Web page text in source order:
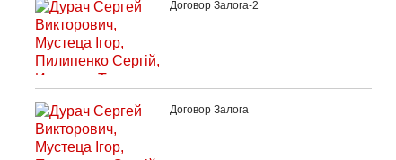
Договор Залога-2
Договор Залога